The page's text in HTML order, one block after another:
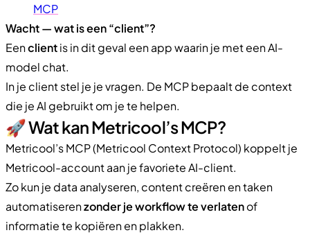
MCP
Wacht — wat is een “client”?
Eenclientis in dit geval een app waarin je met een AI-
model chat.
In je client stel je je vragen. De MCP bepaalt de context
die je AI gebruikt om je te helpen.
🚀 Wat kan Metricool’s MCP?
Metricool’s MCP (Metricool Context Protocol) koppelt je
Metricool-account aan je favoriete AI-client.
Zo kun je data analyseren, content creëren en taken
automatiserenzonder je workflow te verlatenof
informatie te kopiëren en plakken.